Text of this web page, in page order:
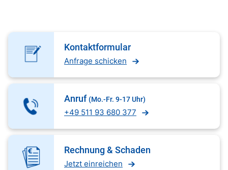
Kontaktformular
Anfrage schicken
Anruf (Mo.-Fr. 9-17 Uhr)
+49 511 93 680 377
Rechnung & Schaden
Jetzt einreichen